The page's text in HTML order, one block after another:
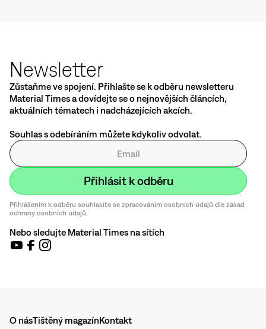
Newsletter
Zůstaňme ve spojení. Přihlašte se k odběru newsletteru
Material Times a dovídejte se o nejnovějších článcích,
aktuálních tématech i nadcházejících akcích.
Souhlas s odebíráním můžete kdykoliv odvolat.
Přihlášením k odběru souhlasíte se zpracováním osobních údajů dle zásad
ochrany osobních údajů.
Nebo sledujte Material Times na sítích
O násTištěný magazínKontakt